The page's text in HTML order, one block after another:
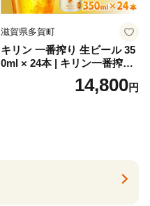
滋賀県多賀町
キリン 一番搾り 生ビール 35
0ml × 24本 | キリン一番搾り
キリンビール 一番搾り ビー
ル 24缶 きりんいちばんしぼ
14,800円